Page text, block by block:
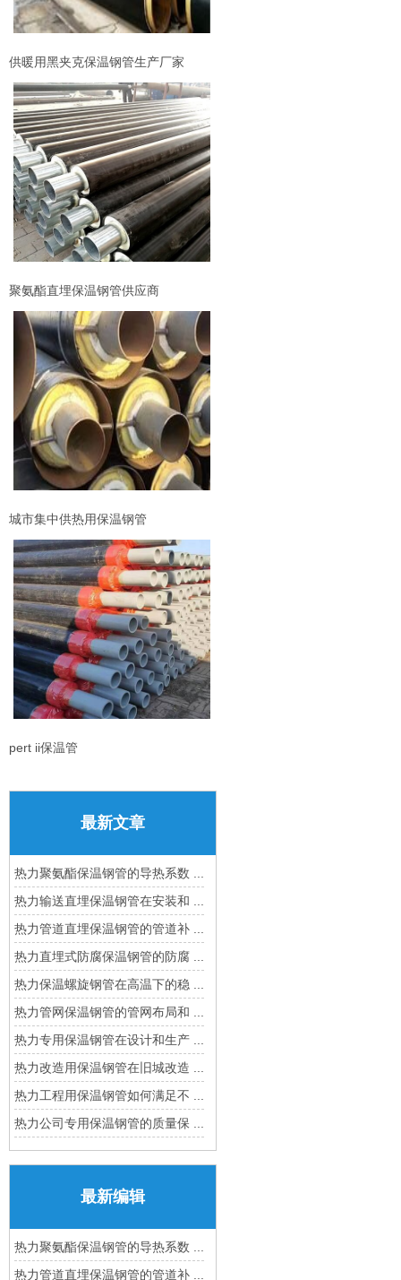
供暖用黑夹克保温钢管生产厂家
聚氨酯直埋保温钢管供应商
城市集中供热用保温钢管
pert ii保温管
最新文章
热力聚氨酯保温钢管的导热系数 ...
热力输送直埋保温钢管在安装和 ...
热力管道直埋保温钢管的管道补 ...
热力直埋式防腐保温钢管的防腐 ...
热力保温螺旋钢管在高温下的稳 ...
热力管网保温钢管的管网布局和 ...
热力专用保温钢管在设计和生产 ...
热力改造用保温钢管在旧城改造 ...
热力工程用保温钢管如何满足不 ...
热力公司专用保温钢管的质量保 ...
最新编辑
热力聚氨酯保温钢管的导热系数 ...
热力管道直埋保温钢管的管道补 ...